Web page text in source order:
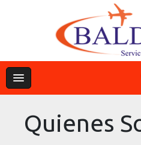
Quienes